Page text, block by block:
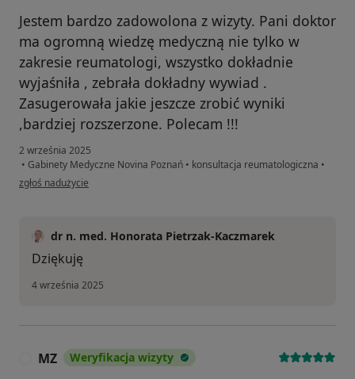
Jestem bardzo zadowolona z wizyty. Pani doktor
ma ogromną wiedzę medyczną nie tylko w
zakresie reumatologi, wszystko dokładnie
wyjaśniła , zebrała dokładny wywiad .
Zasugerowała jakie jeszcze zrobić wyniki
,bardziej rozszerzone. Polecam !!!
2 września 2025
• Gabinety Medyczne Novina Poznań • konsultacja reumatologiczna •
w opinii użytkownika Ela
zgłoś nadużycie
dr n. med. Honorata Pietrzak-Kaczmarek
Dziękuję
4 września 2025
MZ Weryfikacja wizyty